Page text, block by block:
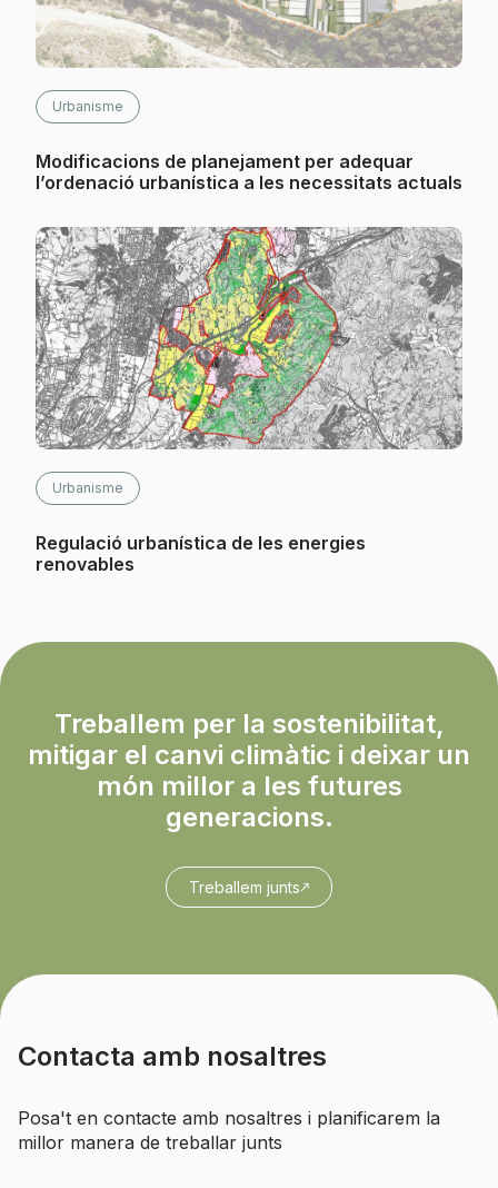
Urbanisme
Modificacions de planejament per adequar
l’ordenació urbanística a les necessitats actuals
Urbanisme
Regulació urbanística de les energies
renovables
Treballem per la sostenibilitat,
mitigar el canvi climàtic i deixar un
món millor a les futures
generacions.
Treballem junts
Contacta amb nosaltres
Posa't en contacte amb nosaltres i planificarem la
millor manera de treballar junts